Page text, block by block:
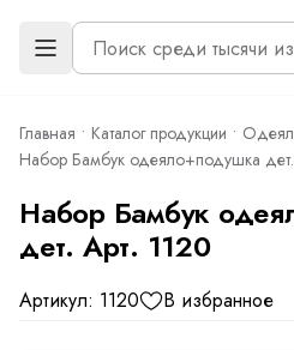
Главная Каталог продукции
Набор Бамбук одеяло+подушка
Набор Бамбук
дет. Арт. 1120
Артикул: 1120 В избранное